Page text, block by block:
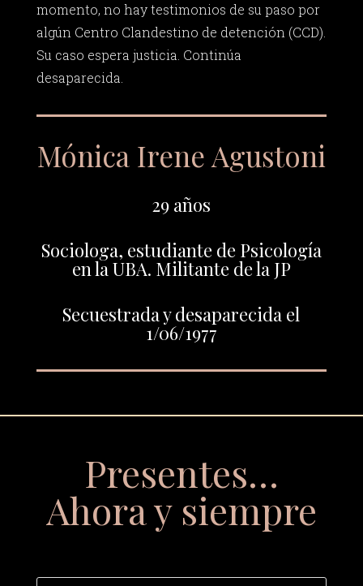
momento, no hay testimonios de su paso por
algún Centro Clandestino de detención (CCD).
Su caso espera justicia. Continúa
desaparecida.
Mónica Irene Agustoni
29 años
Sociologa, estudiante de Psicología
en la UBA. Militante de la JP
Secuestrada y desaparecida el
1/06/1977
Presentes…
Ahora y siempre